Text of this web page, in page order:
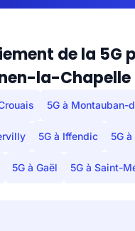
de la 5G
la-Chapelle
5G à Montauban-
5G à Iffendic 5G
5G à Gaël 5G à Saint-